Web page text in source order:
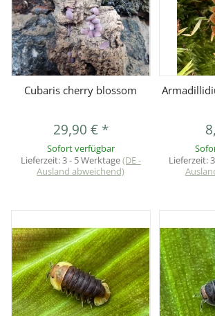
Cubaris cherry blossom
29,90 € *
Sofort verfügbar
Lieferzeit:3 - 5 Werktage(DE -
Ausland abweichend)
Lieferzeit: